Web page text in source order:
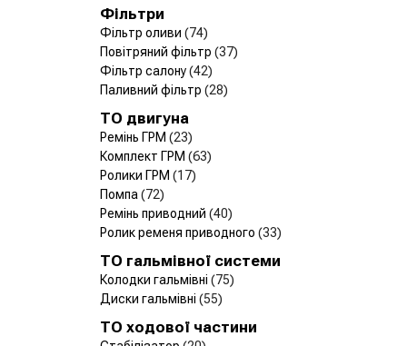
Фільтри
Фільтр оливи (74)
Повітряний фільтр (37)
Фільтр салону(42)
Паливний фільтр (28)
ТО двигуна
Ремінь ГРМ (23)
Комплект ГРМ (63)
Ролики ГРМ (17)
Помпа (72)
Ремінь приводний (40)
Ролик ременя приводного (33)
ТО гальмівної системи
Колодки гальмівні (75)
Диски гальмівні (55)
ТО ходової частини